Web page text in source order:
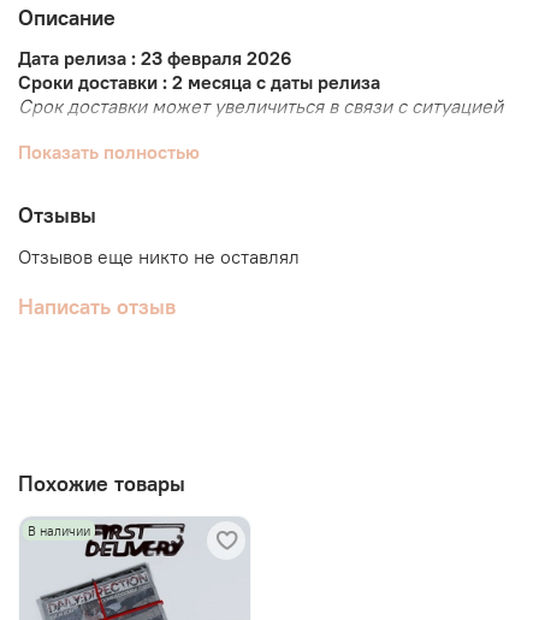
Описание
Дата релиза : 23 февраля 2026
Сроки доставки : 2 месяца с даты релиза
Срок доставки может увеличиться в связи с ситуацией
Фотокарта : 2 из 18
Показать полностью
Отзывы
Отзывов еще никто не оставлял
Написать отзыв
Похожие товары
В наличии